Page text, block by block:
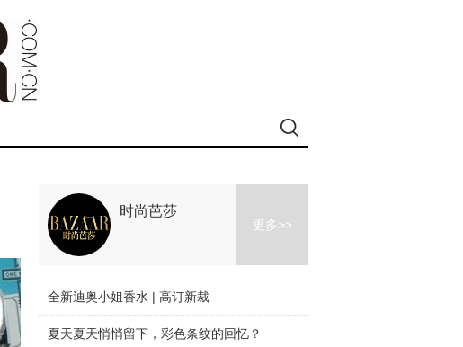
时尚芭莎
更多>>
全新迪奥小姐香水 | 高订新裁
夏天夏天悄悄留下，彩色条纹的回忆？